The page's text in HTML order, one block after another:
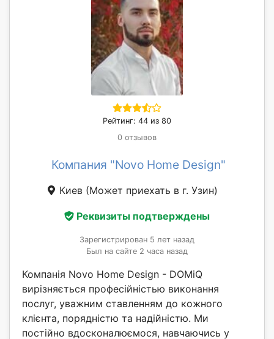
Рейтинг: 44 из 80
0 отзывов
Компания "Novo Home Design"
Киев (Может приехать в г. Узин)
Реквизиты подтверждены
Зарегистрирован 5 лет назад
Был на сайте 2 часа назад
Компанія Novo Home Design - DOMiQ
вирізняється професійністью виконання
послуг, уважним ставленням до кожного
клієнта, порядністю та надійністю. Ми
постійно вдосконалюємося, навчаючись у